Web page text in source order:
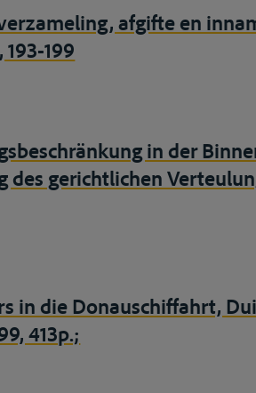
afgifte en
199
in der
des gerichtlichen
in die Donauschiffahrt,
413p.;